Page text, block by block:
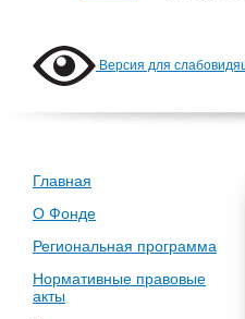
Версия для
Главная
О Фонде
Региональная программа
Нормативные правовые
акты